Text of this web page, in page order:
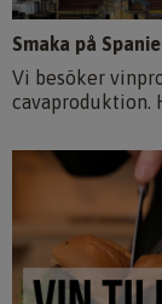
Smaka på
Vi besöker
cavaproduktion.